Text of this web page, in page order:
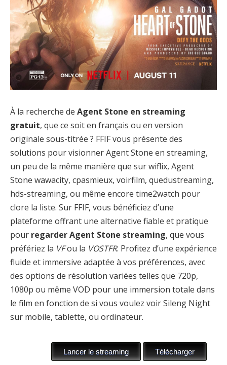
À la recherche de Agent Stone en streaming
gratuit, que ce soit en français ou en version
originale sous-titrée ? FFIF vous présente des
solutions pour visionner Agent Stone en streaming,
un peu de la même manière que sur wiflix, Agent
Stone wawacity, cpasmieux, voirfilm, quedustreaming,
hds-streaming, ou même encore time2watch pour
clore la liste. Sur FFIF, vous bénéficiez d’une
plateforme offrant une alternative fiable et pratique
pour regarder Agent Stone streaming, que vous
préfériez la VFou la VOSTFR. Profitez d’une expérience
fluide et immersive adaptée à vos préférences, avec
des options de résolution variées telles que 720p,
1080p ou même VOD pour une immersion totale dans
le film en fonction de si vous voulez voir Sileng Night
sur mobile, tablette, ou ordinateur.